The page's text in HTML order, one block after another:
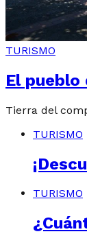
TURISMO
El pueblo
Tierra del
TURISMO
TURISMO